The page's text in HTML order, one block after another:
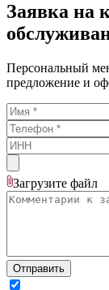
Заявка на
Персональный
предложение и
Загрузите файл
Отправить